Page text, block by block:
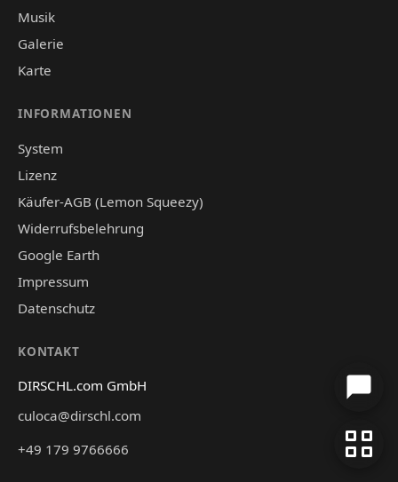
Musik
Galerie
Karte
INFORMATIONEN
System
Lizenz
Käufer-AGB (Lemon Squeezy)
Widerrufsbelehrung
Google Earth
Impressum
Datenschutz
KONTAKT
DIRSCHL.com GmbH
culoca@dirschl.com
+49 179 9766666